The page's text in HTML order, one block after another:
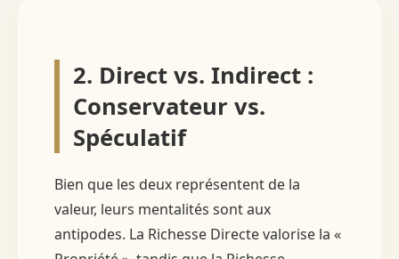
2. Direct vs. Indirect :
Conservateur vs.
Spéculatif
Bien que les deux représentent de la
valeur, leurs mentalités sont aux
antipodes. La Richesse Directe valorise la «